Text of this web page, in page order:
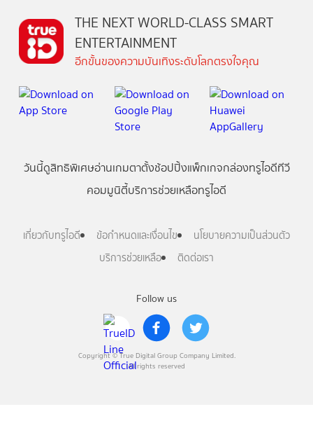
Follow us
Copyright © True Digital Group Company Limited.
All rights reserved
THE NEXT WORLD-CLASS SMART
ENTERTAINMENT
อีกขั้นของความบันเทิงระดับโลกตรงใจคุณ
วันนี้ดูสิทธิพิเศษอ่านเกมตาตั้งช้อปปิ้งแพ็กเกจกล่องทรูไอดีทีวี
คอมมูนิตี้บริการช่วยเหลือทรูไอดี
เกี่ยวกับทรูไอดี ข้อกำหนดและเงื่อนไข
นโยบายความเป็นส่วนตัว
บริการช่วยเหลือ
ติดต่อเรา